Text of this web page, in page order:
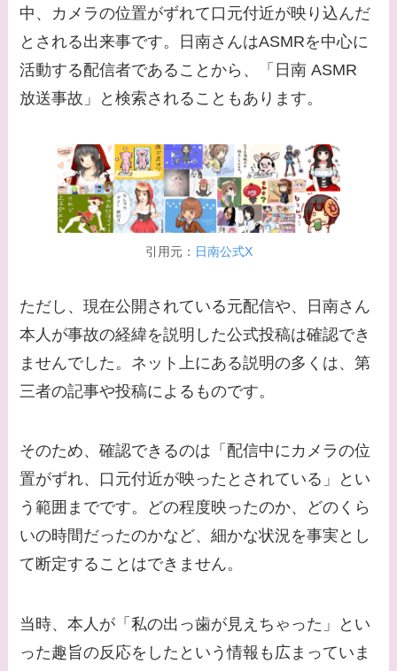
【画像】平子理沙と似
てる有名人３選！ヒア
ルロン酸で顔が変わっ
た？村井克行との関係
は？
【画像】早乙女友貴と
島袋寛子の離婚理由は
なに？2人は現在何し
てる？
なに？子供は現在何し
てる？
【画像】野呂佳代と似
てる有名人３選！AKB
との馴れ初めは？
てる女優３選！結婚し
て旦那がいる？北海道
のどこに住んでる？
てる女優３選！旦那や
子供はいる？砂糖断ち
中、カメラの位置がずれて口元付近が映り込んだ
とされる出来事です。日南さんはASMRを中心に
活動する配信者であることから、「日南 ASMR
放送事故」と検索されることもあります。
引用元： 日南公式X
ただし、現在公開されている元配信や、日南さん
本人が事故の経緯を説明した公式投稿は確認でき
ませんでした。ネット上にある説明の多くは、第
三者の記事や投稿によるものです。
そのため、確認できるのは「配信中にカメラの位
置がずれ、口元付近が映ったとされている」とい
う範囲までです。どの程度映ったのか、どのくら
いの時間だったのかなど、細かな状況を事実とし
て断定することはできません。
当時、本人が「私の出っ歯が見えちゃった」とい
った趣旨の反応をしたという情報も広まっていま